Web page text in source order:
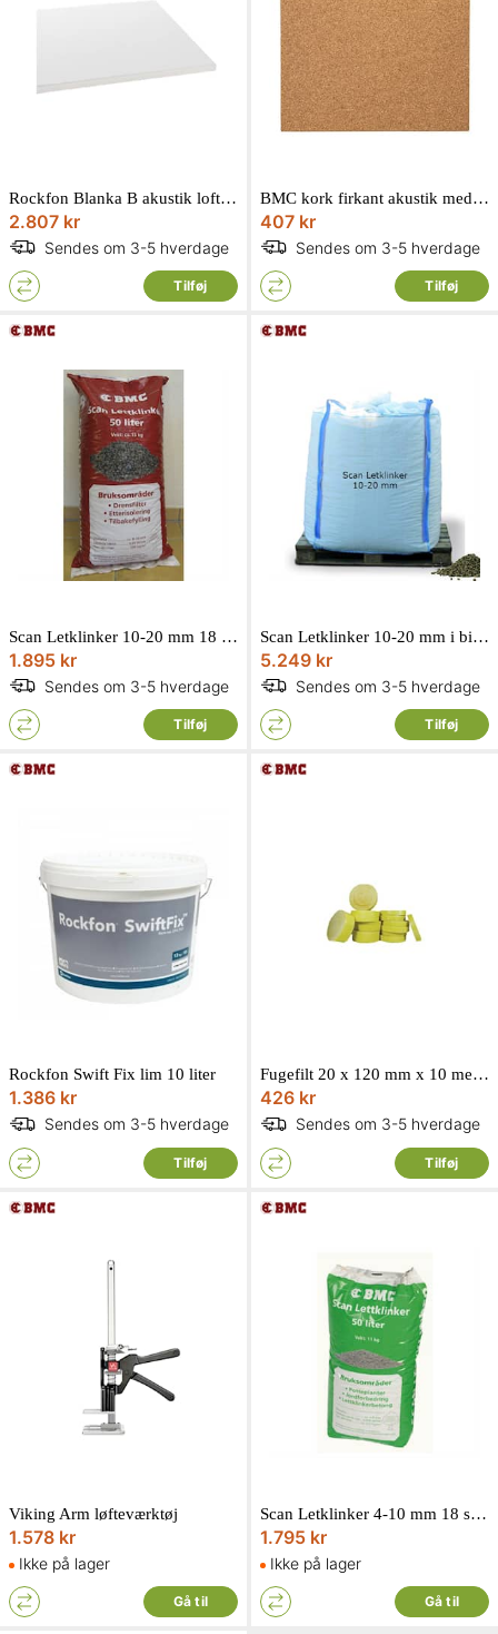
Rockfon Blanka B akustik loftplade 1200x600x20 mm. 10 stk
2.807 kr
Sendes om 3-5 hverdage
Tilføj
BMC kork firkant akustik med klæb 5 x 500 x 500 mm 4 stk.
407 kr
Sendes om 3-5 hverdage
Tilføj
Scan Letklinker 10-20 mm 18 sække à 50 liter
1.895 kr
Sendes om 3-5 hverdage
Tilføj
Scan Letklinker 10-20 mm i big bag 2 m3
5.249 kr
Sendes om 3-5 hverdage
Tilføj
Rockfon Swift Fix lim 10 liter
1.386 kr
Sendes om 3-5 hverdage
Tilføj
Fugefilt 20 x 120 mm x 10 meter / 10,8 m2
426 kr
Sendes om 3-5 hverdage
Tilføj
Viking Arm løfteværktøj
1.578 kr
Ikke på lager
Gå til
Scan Letklinker 4-10 mm 18 sække à 50 liter
1.795 kr
Ikke på lager
Gå til